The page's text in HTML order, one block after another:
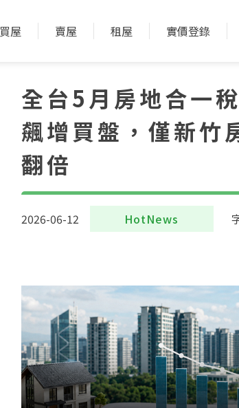
買屋 賣屋 租屋 實價登錄
2026-06-12 HotNews
全台5月房地合一
飆增買盤，僅新竹
翻倍